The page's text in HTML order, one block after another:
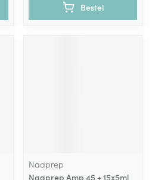
Bestel
Naaprep
Naaprep Amp 45 + 15x5ml